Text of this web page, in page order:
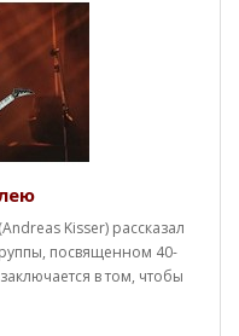
Kisser) рассказал
посвященном 40-
в том, чтобы